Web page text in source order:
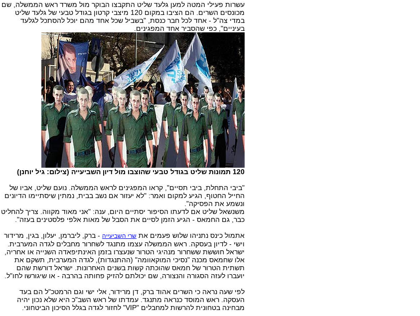
עשרות פעילי המטה למען גלעד שליט התקבצו הבוקר מול משרד ראש הממשלה, שם
מכונסים השרים. הם הציבו במקום 120 מיצבי קרטון בגודל טבעי של גלעד שליט
במדי צה"ל - אחד לכל חבר כנסת, "בשביל שכל אחד מהם יוכל להסתכל לגלעד
בעיניים", כפי שהסביר אחד המפגינים.
120 תמונות שליט בגודל טבעי שהוצבו מול דיון השביעייה (צילום: גיל יוחנן)
"ביבי התחלת, ביבי תסיים", קראו המפגינים לראש הממשלה. נועם שליט, אביו של
החייל החטוף, הגיע למקום ואמר: "לא יעזור אם נשב בבית, נמתין שיסתיימו הדיונים
ונשמע את הפסיקה".
משנשאל שליט אם לדעתו הסיפור יסתיים היום, ענה: "אני מאוד מקווה. צריך להחליט
כבר, גם החמאס - הגיע הזמן לסיים את הסבל של מאות אלפי פלסטינים בעזה".
אתמול כינס נתניהו שלוש פעמים את שרי השביעייה- ברק, ליברמן, יעלון, בגין, מרידור
וישי - לדיון בעסקה. ראש הממשלה עצמו מתנגד לשחרור מחבלים לגדה המערבית.
ישראל חוששת ששחרור מנהיגי הטרור שנעצרו בזמן האינתיפאדה השנייה או אחריה,
אלו שחמאס מכנה "נסיכי המוקאוומה" (ההתנגדות), לגדה המערבית, תשקם את
תשתית הטרור של חמאס שהוכתה קשות בשנים האחרונות. ישראל דורשת שהם
יועברו לעזה הסגורה והנצורה, שם יכולתם להזיק פחותה בהרבה - או שיגורשו לחו"ל.
לפי שעה נראה כי השרים אהוד ברק, דן מרידור, אלי ישי וגם הרמטכ"ל הם בעד
העסקה. ראש המוסד כנראה מתנגד. עמדתו של ראש השב"כ היא שלא נכון יהיה
מבחינה בטחונית להרשות למחבלים "VIP" לחזור לגדה בגלל הסיכון הביטחוני.